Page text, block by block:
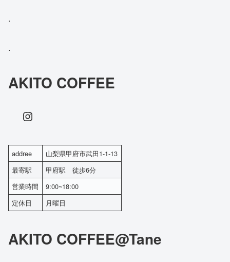
.
.
AKITO COFFEE
Instagram
addree
山梨県甲府市武田1-1-13
最寄駅
甲府駅 徒歩6分
営業時間
9:00~18:00
定休日
月曜日
AKITO COFFEE@Tane